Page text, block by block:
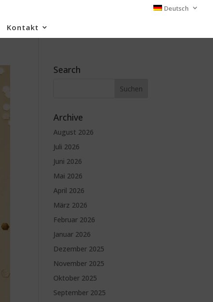
Deutsch
Kontakt
Search
Archive
August 2026
Juli 2026
Juni 2026
Mai 2026
April 2026
März 2026
Februar 2026
Januar 2026
Dezember 2025
November 2025
Oktober 2025
September 2025